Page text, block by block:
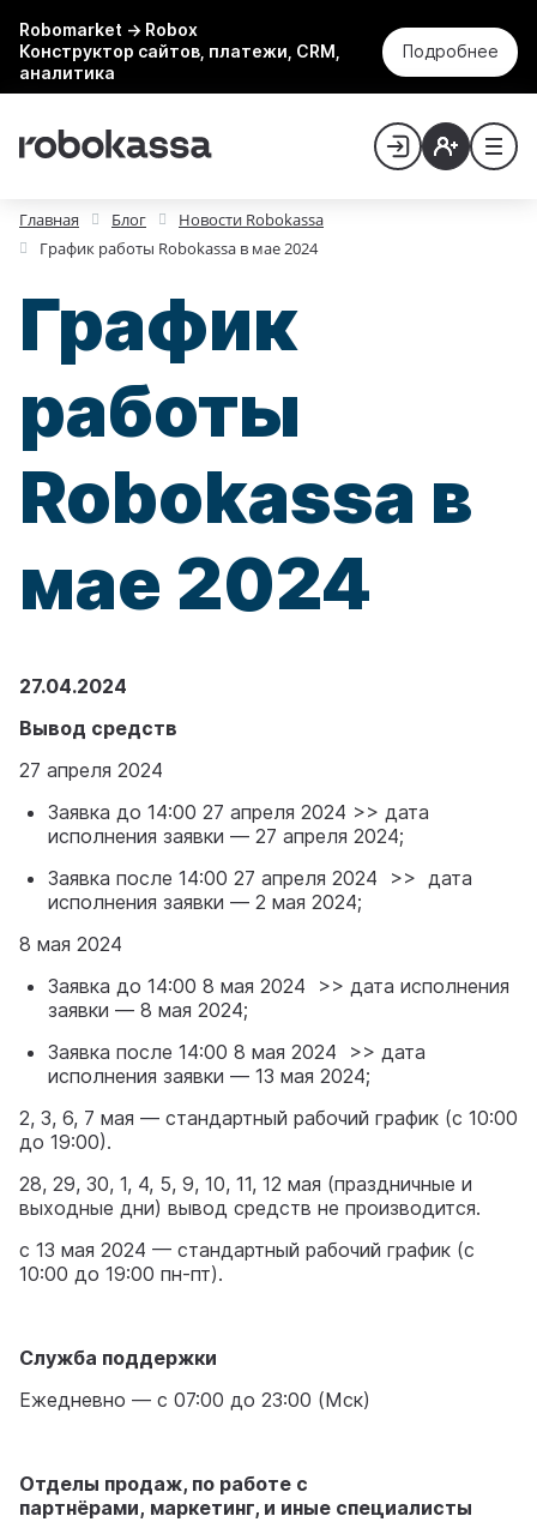
Robomarket → Robox
Конструктор сайтов, платежи, CRM,
аналитика
Подробнее
Главная Блог
Новости Robokassa
График работы Robokassa в мае 2024
График
работы
Robokassa в
мае 2024
27.04.2024
Вывод средств
27 апреля 2024
Заявка до 14:00 27 апреля 2024 >> дата
исполнения заявки — 27 апреля 2024;
Заявка после 14:00 27 апреля 2024 >> дата
исполнения заявки — 2 мая 2024;
8 мая 2024
Заявка до 14:00 8 мая 2024 >> дата исполнения
заявки — 8 мая 2024;
Заявка после 14:00 8 мая 2024 >> дата
исполнения заявки — 13 мая 2024;
2, 3, 6, 7 мая — стандартный рабочий график (c 10:00
до 19:00).
28, 29, 30, 1, 4, 5, 9, 10, 11, 12 мая (праздничные и
выходные дни) вывод средств не производится.
с 13 мая 2024 — стандартный рабочий график (c
10:00 до 19:00 пн-пт).
Служба поддержки
Ежедневно — с 07:00 до 23:00 (Мск)
Отделы продаж, по работе с
партнёрами, маркетинг, и иные специалисты